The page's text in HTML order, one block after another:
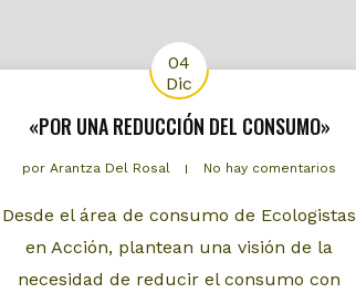
04
Dic
«POR UNA REDUCCIÓN DEL CONSUMO»
por Arantza Del Rosal No hay comentarios
Desde el área de consumo de Ecologistas
en Acción, plantean una visión de la
necesidad de reducir el consumo con